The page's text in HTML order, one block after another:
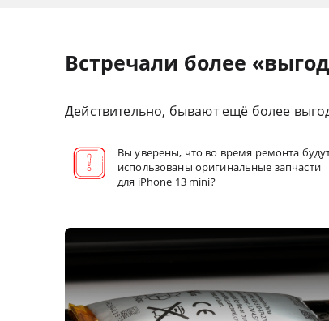
Встречали более
Действительно, бывают ещё более
Вы уверены, что во время ремонта
использованы оригинальные запчасти
для iPhone 13 mini?